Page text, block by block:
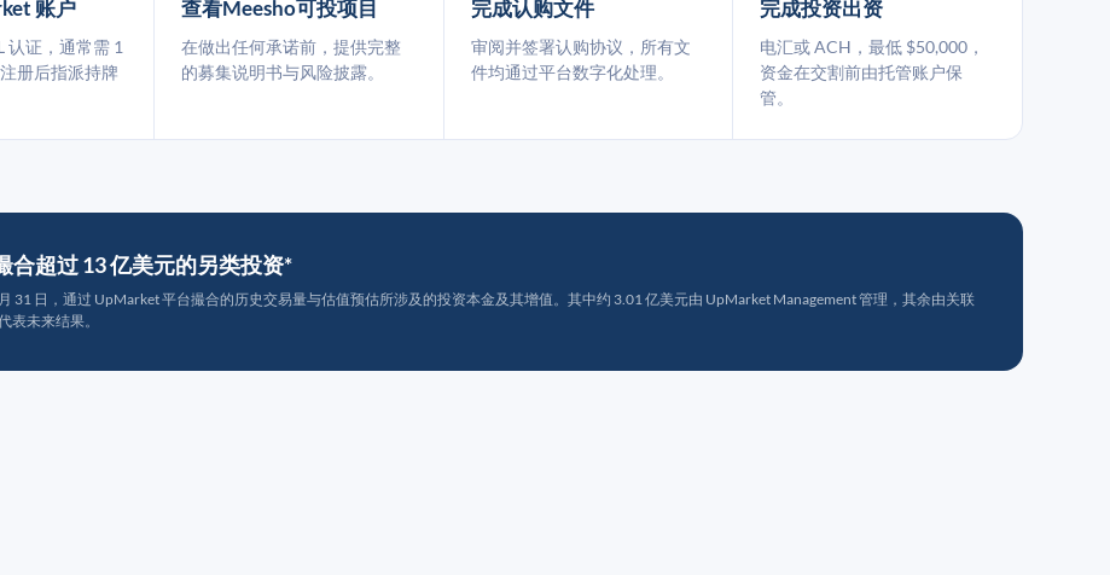
账户
认证，通常需 1
册后指派持牌
查看Meesho可投项目
在做出任何承诺前，提供完整
的募集说明书与风险披露。
完成认购文件
审阅并签署认购协议，所有文
件均通过平台数字化处理。
完成投资出资
电汇或 ACH，最低 $50,000，
资金在交割前由托管账户保
管。
合超过 13 亿美元的另类投资*
31 日，通过 UpMarket 平台撮合的历史交易量与估值预估所涉及的投资本金及其增值。其中约 3.01 亿美元由 UpMarket Management 管理，其余由关联
表未来结果。